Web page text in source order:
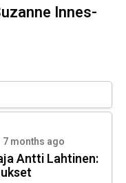
Innes-
7 months ago
Antti Lahtinen: